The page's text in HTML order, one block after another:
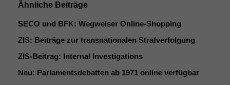
Ähnliche Beiträge
SECO und BFK: Wegweiser Online-Shopping
ZIS: Beiträge zur transnationalen Strafverfolgung
ZIS-Beitrag: Internal Investigations
Neu: Parlamentsdebatten ab 1971 online verfügbar